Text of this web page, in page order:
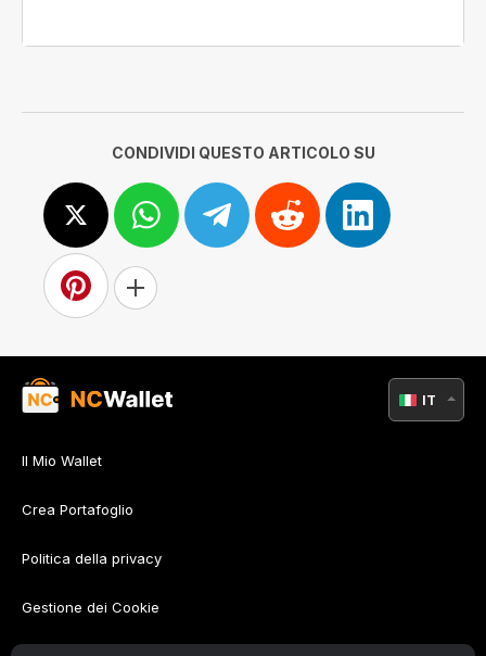
CONDIVIDI QUESTO ARTICOLO SU
Il Mio Wallet
Crea Portafoglio
Politica della privacy
Gestione dei Cookie
IT